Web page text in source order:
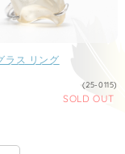
ラス リング
(25-0115)
SOLD OUT